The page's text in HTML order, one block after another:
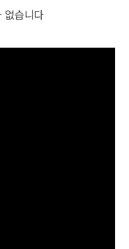
없습니다